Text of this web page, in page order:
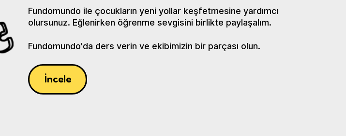
Fundomundo ile çocukların yeni yollar keşfetmesine yardımcı
olursunuz. Eğlenirken öğrenme sevgisini birlikte paylaşalım.
Fundomundo'da ders verin ve ekibimizin bir parçası olun.
İncele